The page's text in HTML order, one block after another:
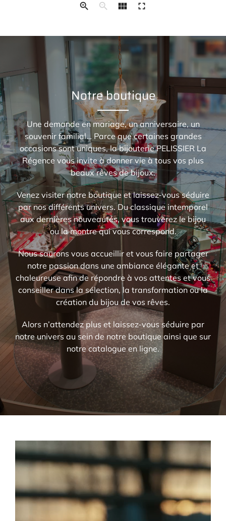
zoom_in zoom_out view_module fullscreen
Notre boutique
Une demande en mariage, un anniversaire, un
souvenir familial… Parce que certaines grandes
occasions sont uniques, la bijouterie PELISSIER La
Régence vous invite à donner vie à tous vos plus
beaux rêves de bijoux.
Venez visiter notre boutique et laissez-vous séduire
par nos différents univers.Du classique intemporel
aux dernières nouveautés, vous trouverez le bijou
ou la montre qui vous correspond.
Nous saurons vous accueillir et vous faire partager
notre passion dans une ambiance élégante et
chaleureuse afin de répondre à vos attentes et vous
conseiller dans la sélection, la transformation ou la
création du bijou de vos rêves.
Alors n’attendez plus et laissez-vous séduire par
notre univers au sein de notre boutique ainsi que sur
notre catalogue en ligne.